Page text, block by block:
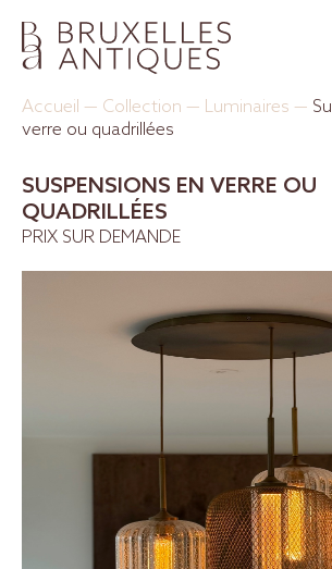
Accueil — Collection — Luminaires —
verre ou quadrillées
SUSPENSIONS EN VERRE OU
QUADRILLÉES
PRIX SUR DEMANDE